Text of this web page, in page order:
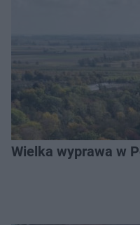
Wielka wyprawa w